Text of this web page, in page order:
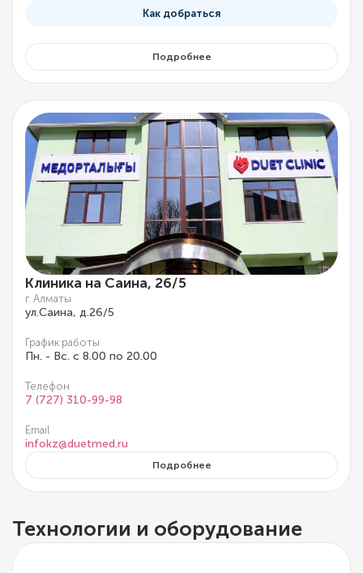
Как добраться
Подробнее
Клиника на Саина, 26/5
г. Алматы
ул.Саина, д.26/5
График работы
Пн. - Вс. с 8.00 по 20.00
Телефон
7 (727) 310-99-98
Email
infokz@duetmed.ru
Подробнее
Технологии и оборудование